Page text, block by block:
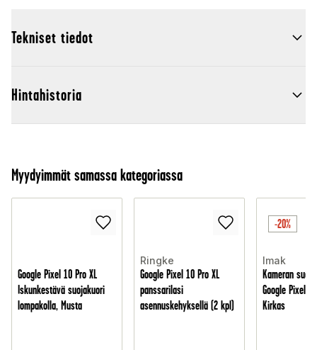
Tekniset tiedot
Hintahistoria
Myydyimmät samassa kategoriassa
Google Pixel 10 Pro XL
Iskunkestävä suojakuori
lompakolla, Musta
Ringke
Google Pixel 10 Pro XL
panssarilasi
asennuskehyksellä (2 kpl)
-20%
Imak
Kameran
Google Pixel
Kirkas